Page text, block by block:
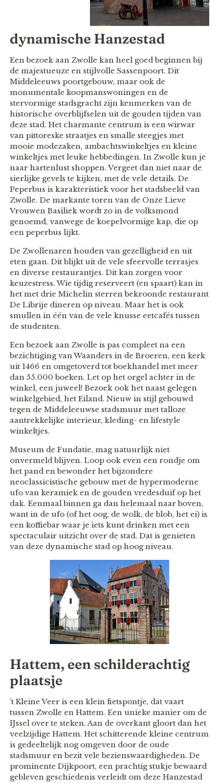
dynamische Hanzestad
Een bezoek aan Zwolle kan heel goed beginnen bij
de majestueuze en stijlvolle Sassenpoort. Dit
Middeleeuws poortgebouw, maar ook de
monumentale koopmanswoningen en de
stervormige stadsgracht zijn kenmerken van de
historische overblijfselen uit de gouden tijden van
deze stad. Het charmante centrum is een wirwar
van pittoreske straatjes en smalle steegjes met
mooie modezaken, ambachtswinkeltjes en kleine
winkeltjes met leuke hebbedingen. In Zwolle kun je
naar hartenlust shoppen. Vergeet dan niet naar de
sierlijke gevels te kijken, met de vele details. De
Peperbus is karakteristiek voor het stadsbeeld van
Zwolle. De markante toren van de Onze Lieve
Vrouwen Basiliek wordt zo in de volksmond
genoemd, vanwege de koepelvormige kap, die op
een peperbus lijkt.
De Zwollenaren houden van gezelligheid en uit
eten gaan. Dit blijkt uit de vele sfeervolle terrasjes
en diverse restaurantjes. Dit kan zorgen voor
keuzestress. Wie tijdig reserveert (en spaart) kan in
het met drie Michelin sterren bekroonde restaurant
De Librije dineren op niveau. Maar het is ook
smullen in één van de vele knusse eetcafés tussen
de studenten.
Een bezoek aan Zwolle is pas compleet na een
bezichtiging van Waanders in de Broeren, een kerk
uit 1466 en omgetoverd tot boekhandel met meer
dan 55.000 boeken. Let op het orgel achter in de
winkel, een juweel! Bezoek ook het naast gelegen
winkelgebied, het Eiland. Nieuw in stijl gebouwd
tegen de Middeleeuwse stadsmuur met talloze
aantrekkelijke interieur, kleding- en lifestyle
winkeltjes.
Museum de Fundatie, mag natuurlijk niet
onvermeld blijven. Loop ook even een rondje om
het pand en bewonder het bijzondere
neoclassicistische gebouw met de hypermoderne
ufo van keramiek en de gouden vredesduif op het
dak. Eenmaal binnen ga dan helemaal naar boven,
want in de ufo (of het oog, de wolk, de blob, het ei) is
een koffiebar waar je iets kunt drinken met een
spectaculair uitzicht over de stad. Dat is genieten
van deze dynamische stad op hoog niveau.
Hattem, een schilderachtig
plaatsje
’t Kleine Veer is een klein fietspontje, dat vaart
tussen Zwolle en Hattem. Een unieke manier om de
IJssel over te steken. Aan de overkant gloort dan het
veelzijdige Hattem. Het schitterende kleine centrum
is gedeeltelijk nog omgeven door de oude
stadsmuur en bezit vele bezienswaardigheden. De
prominente Dijkpoort, een prachtig stukje bewaard
gebleven geschiedenis verleidt om deze Hanzestad